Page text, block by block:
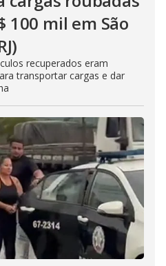
100 mil em São
recuperados eram
transportar cargas e dar